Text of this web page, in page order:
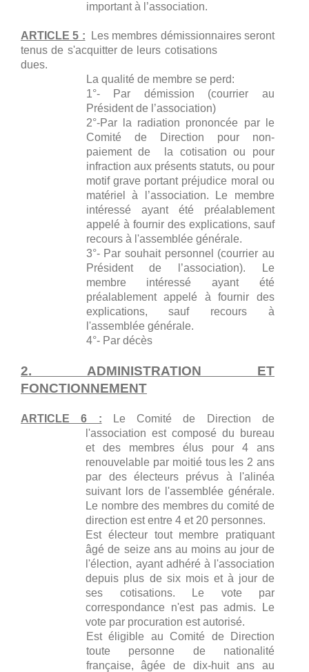
important à l’association.
ARTICLE 5 : Les membres démissionnaires seront
tenus de s'acquitter de leurs cotisations
dues.
La qualité de membre se perd:
1°- Par démission (courrier au
Président de l’association)
2°-Par la radiation prononcée par le
Comité de Direction pour non-
paiement de la cotisation ou pour
infraction aux présents statuts, ou pour
motif grave portant préjudice moral ou
matériel à l’association. Le membre
intéressé ayant été préalablement
appelé à fournir des explications, sauf
recours à l'assemblée générale.
3°- Par souhait personnel (courrier au
Président de l’association). Le
membre intéressé ayant été
préalablement appelé à fournir des
explications, sauf recours à
l'assemblée générale.
4°- Par décès
2. ADMINISTRATION ET
FONCTIONNEMENT
ARTICLE 6 :
Le Comité de Direction de
l'association est composé du bureau
et des membres élus pour 4 ans
renouvelable par moitié tous les 2 ans
par des électeurs prévus à l'alinéa
suivant lors de l'assemblée générale.
Le nombre des membres du comité de
direction est entre 4 et 20 personnes.
Est électeur tout membre pratiquant
âgé de seize ans au moins au jour de
l'élection, ayant adhéré à l'association
depuis plus de six mois et à jour de
ses cotisations. Le vote par
correspondance n'est pas admis. Le
vote par procuration est autorisé.
Est éligible au Comité de Direction
toute personne de nationalité
française, âgée de dix-huit ans au